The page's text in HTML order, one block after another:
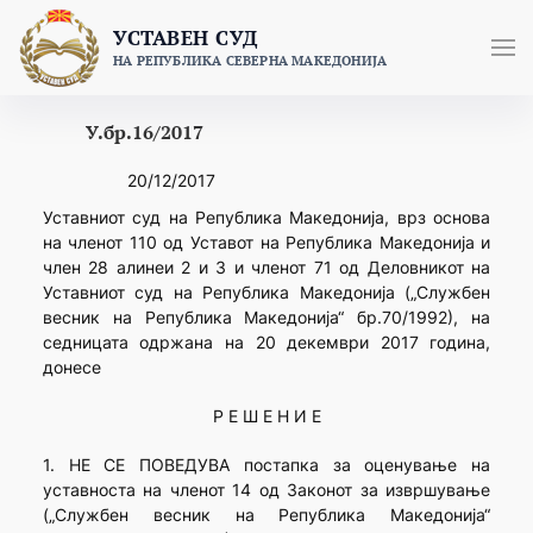
content
УСТАВЕН СУД
НА РЕПУБЛИКА СЕВЕРНА МАКЕДОНИЈА
У.бр.16/2017
20/12/2017
Уставниот суд на Република Македонија, врз основа
на членот 110 од Уставот на Република Македонија и
член 28 алинеи 2 и 3 и членот 71 од Деловникот на
Уставниот суд на Република Македонија („Службен
весник на Република Македонија“ бр.70/1992), на
седницатa одржана на 20 декември 2017 година,
донесе
Р Е Ш Е Н И Е
1. НЕ СЕ ПОВЕДУВА постапка за оценување на
уставноста на членот 14 од Законот за извршување
(„Службен весник на Република Македонија“